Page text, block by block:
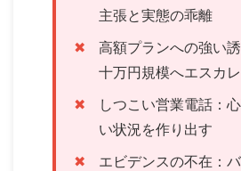
主張と実態の乖離
高額プランへの強い
十万円規模へエスカレ
しつこい営業電話：
い状況を作り出す
エビデンスの不在：